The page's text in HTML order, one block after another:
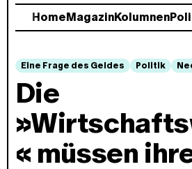
Home MagazinKolumnen
Eine Frage des Geldes Politik
Die
« müssen